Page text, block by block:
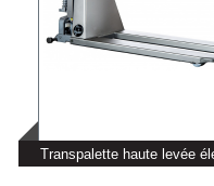
Transpalette haute levée